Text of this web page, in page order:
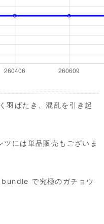
羽ばたき、混乱を引き起
には単品販売もございま
で究極のガチョウ